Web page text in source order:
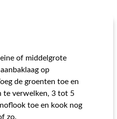
of middelgrote
op
de groenten toe en
te verwelken, 3 tot 5
toe en kook nog
zo.